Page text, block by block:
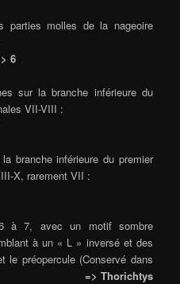
parties molles de la nageoire
anale :
6
sur la branche inférieure du
anales VII-VIII :
branche inférieure du premier
: VIII-X, rarement VII :
à 7, avec un motif sombre
à un « L » inversé et des
le préopercule (Conservé dans
fixes) : => Thorichtys